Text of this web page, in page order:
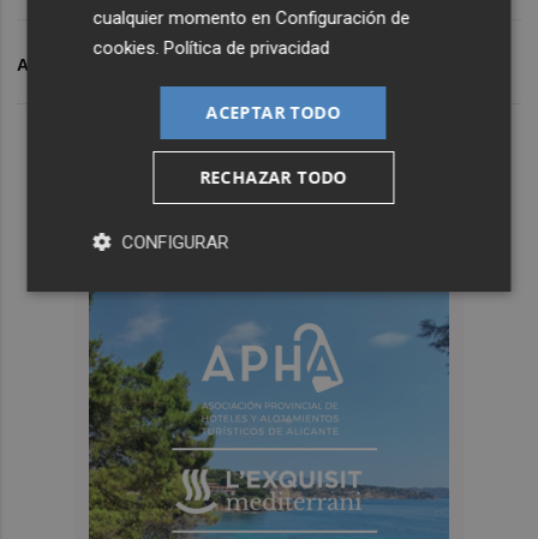
ARCHIVADO EN
cualquier momento enConfiguración de
cookies.Política de privacidad
ACEPTAR TODO
RECHAZAR TODO
CONFIGURAR